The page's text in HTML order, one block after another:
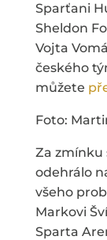
Sparťani
Sheldon
Vojta
českého
můžete
Foto:
Za zmínku
odehrálo
všeho
Markovi
Sparta